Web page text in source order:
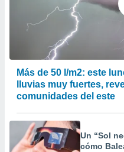
Más de 50 l/m2: este
lluvias muy fuertes,
comunidades del este
Un “Sol
cómo